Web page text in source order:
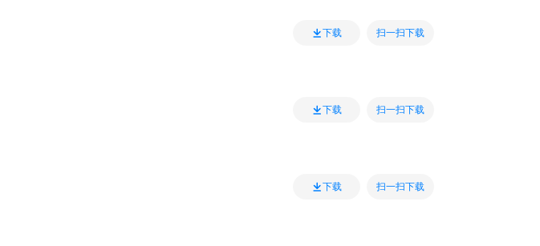
下载 扫一扫下载
下载 扫一扫下载
下载 扫一扫下载